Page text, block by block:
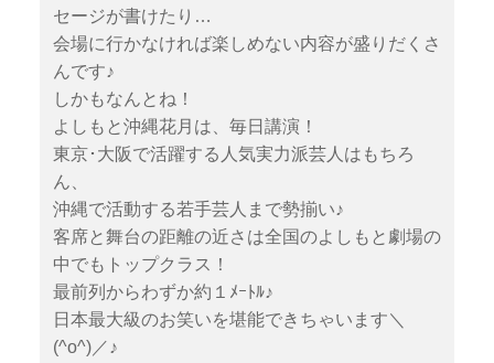
セージが書けたり…
会場に行かなければ楽しめない内容が盛りだくさ
んです♪
しかもなんとね！
よしもと沖縄花月は、毎日講演！
東京･大阪で活躍する人気実力派芸人はもちろ
ん、
沖縄で活動する若手芸人まで勢揃い♪
客席と舞台の距離の近さは全国のよしもと劇場の
中でもトップクラス！
最前列からわずか約１ﾒｰﾄﾙ♪
日本最大級のお笑いを堪能できちゃいます＼
(^o^)／♪